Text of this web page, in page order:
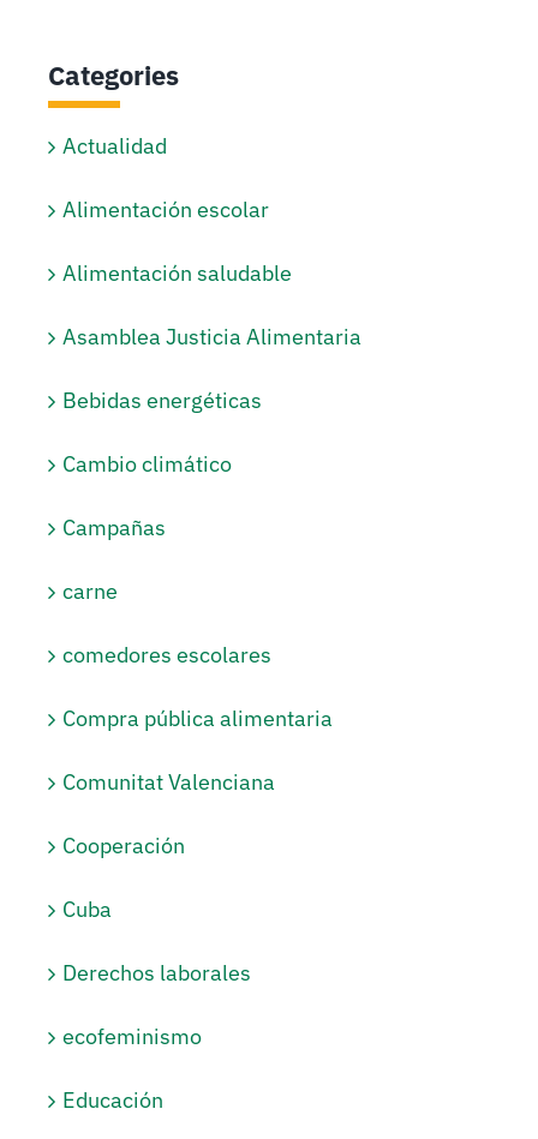
Categories
Actualidad
Alimentación escolar
Alimentación saludable
Asamblea Justicia Alimentaria
Bebidas energéticas
Cambio climático
Campañas
carne
comedores escolares
Compra pública alimentaria
Comunitat Valenciana
Cooperación
Cuba
Derechos laborales
ecofeminismo
Educación